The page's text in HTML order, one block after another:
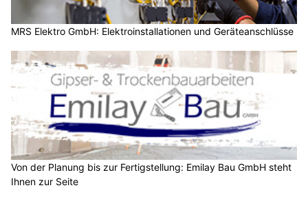
MRS Elektro GmbH: Elektroinstallationen und Geräteanschlüsse
Von der Planung bis zur Fertigstellung: Emilay Bau GmbH steht
Ihnen zur Seite